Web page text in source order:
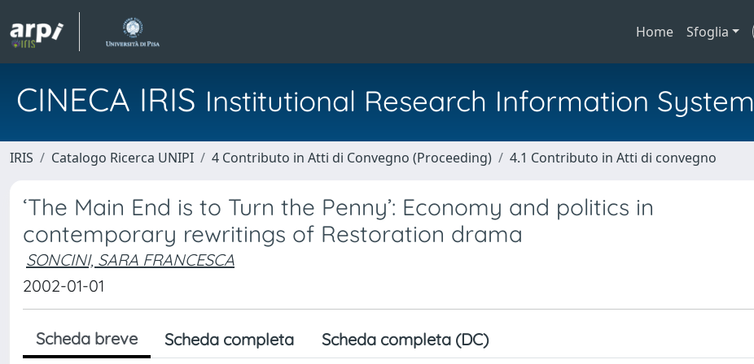
Home Sfoglia
CINECA IRIS Institutional Research Information System
IRIS Catalogo Ricerca UNIPI 4 Contributo in Atti di Convegno (Proceeding) 4.1 Contributo in Atti di convegno
‘The Main End is to Turn the Penny’: Economy and politics in
contemporary rewritings of Restoration drama
SONCINI, SARA FRANCESCA
2002-01-01
Scheda breve Scheda completa Scheda completa (DC)